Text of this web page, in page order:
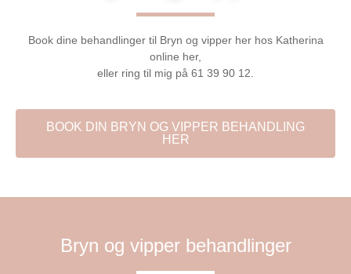
Book dine behandlinger til Bryn og vipper her hos Katherina
online her,
eller ring til mig på 61 39 90 12.
BOOK DIN BRYN OG VIPPER BEHANDLING
HER
Bryn og vipper behandlinger